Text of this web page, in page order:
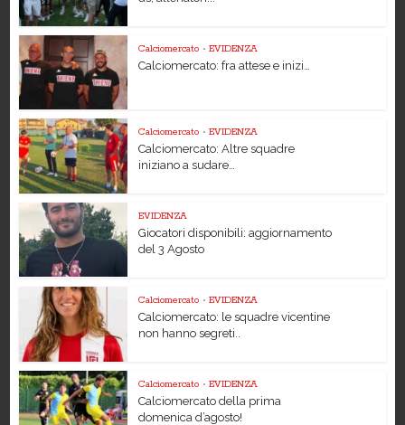
Calciomercato • EVIDENZA
Calciomercato: fra attese e inizi…
Calciomercato • EVIDENZA
Calciomercato: Altre squadre
iniziano a sudare…
EVIDENZA
Giocatori disponibili: aggiornamento
del 3 Agosto
Calciomercato • EVIDENZA
Calciomercato: le squadre vicentine
non hanno segreti..
Calciomercato • EVIDENZA
Calciomercato della prima
domenica d’agosto!